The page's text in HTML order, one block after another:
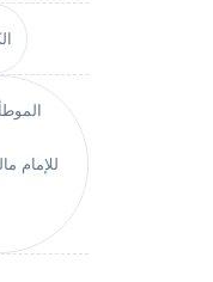
للإمام